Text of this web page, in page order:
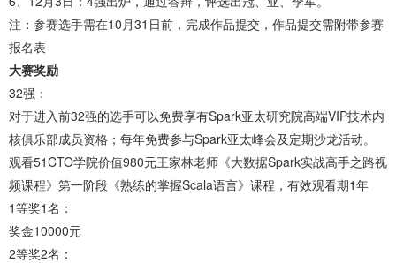
注：参赛选手需在10月31日前，完成作品提交，作品提交需附带参赛
报名表
大赛奖励
32强：
对于进入前32强的选手可以免费享有Spark亚太研究院高端VIP技术内
核俱乐部成员资格；每年免费参与Spark亚太峰会及定期沙龙活动。
观看51CTO学院价值980元王家林老师《大数据Spark实战高手之路视
频课程》第一阶段《熟练的掌握Scala语言》课程，有效观看期1年
1等奖1名：
奖金10000元
2等奖2名：